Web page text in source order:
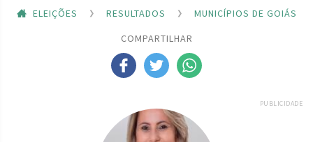
ELEIÇÕES RESULTADOS
MUNICÍPIOS DE GOIÁS
COMPARTILHAR
PUBLICIDADE